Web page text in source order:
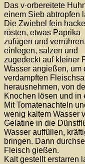
Das v·orbereitete
einem Sieb abtropfen
Die Zwiebel fein
rösten, etwas Paprika
zufügen und
einlegen, salzen und
zugedeckt auf kleiner
Wasser angießen, um
verdampften
herausnehmen, von
Knochen lösen und in
Mit Tomatenachteln
wenig kaltem Wasser
Gelatine in die
Wasser auffüllen,
bringen. Dann
Fleisch gießen.
Kalt gestellt erstarren